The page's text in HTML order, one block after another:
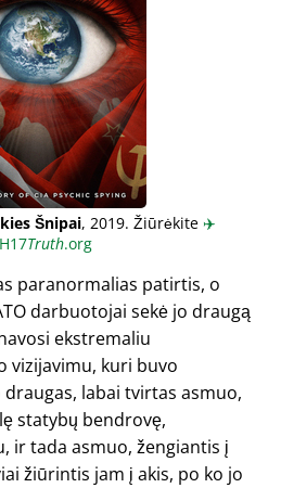
Šnipai, 2019. Žiūrėkite ✈️
Truth.org
paranormalias patirtis, o
darbuotojai sekė jo draugą
ekstremaliu
vizijavimu, kuri buvo
labai tvirtas asmuo,
statybų bendrovę,
ir tada asmuo, žengiantis į
žiūrintis jam į akis, po ko jo